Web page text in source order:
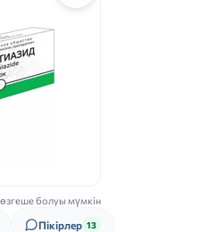
өзгеше болуы мүмкін
Пікірлер 13